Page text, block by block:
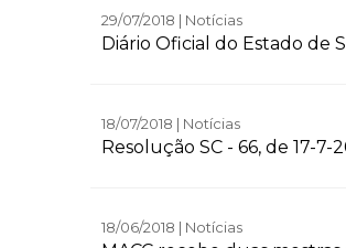
29/07/2018 | Notícias
Diário Oficial do Estado de
18/07/2018 | Notícias
Resolução SC - 66, de 17-7-
18/06/2018 | Notícias